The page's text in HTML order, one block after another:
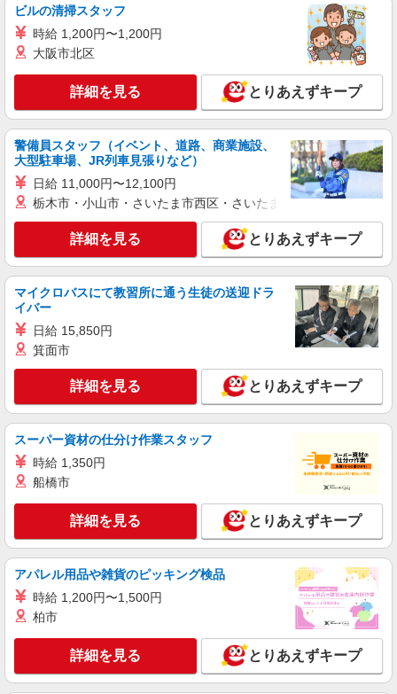
1-6-45号館
キープ 詳細を見る
ライフ大井町トラックス店（店舗コード683）
NEW
ベーカリー
時給1,300円以上 日曜祝日 時給1,400円以上 17
時以降 時給1,400円以上 20時以降 時給1,500円以
上 ライフ大井町トラックス店 東京都品川区広町
二丁目1番3号
キープ 詳細を見る
ライフドラッグプラス品川御殿山店（店舗コード618）
NEW
ライフドラッグプラス品川御殿山店 東京都品
川区北品川5-4-1
キープ 詳細を見る
アルバイト
ライフ武蔵小山店（店舗コード836）
NEW
時給1,350円以上
ライフ武蔵小山店 東京都品川区小山2－7－14
キープ 詳細を見る
パート
ライフ大崎百反通店（店舗コード864）
NEW
登録販売者
時給1,435円以上 管理要件を満たさない方 時
ビルの清掃スタッフ
時給 1,200円〜1,200円
大阪市北区
詳細を見る とりあえずキープ
警備員スタッフ（イベント、道路、商業施設、
大型駐車場、JR列車見張りなど）
日給 11,000円〜12,100円
栃木市・小山市・さいたま市西区・さいたま市岩槻区・久喜市・
詳細を見る とりあえずキープ
マイクロバスにて教習所に通う生徒の送迎ドラ
イバー
日給 15,850円
箕面市
詳細を見る とりあえずキープ
スーパー資材の仕分け作業スタッフ
時給 1,350円
船橋市
詳細を見る とりあえずキープ
アパレル用品や雑貨のピッキング検品
時給 1,200円〜1,500円
柏市
詳細を見る とりあえずキープ